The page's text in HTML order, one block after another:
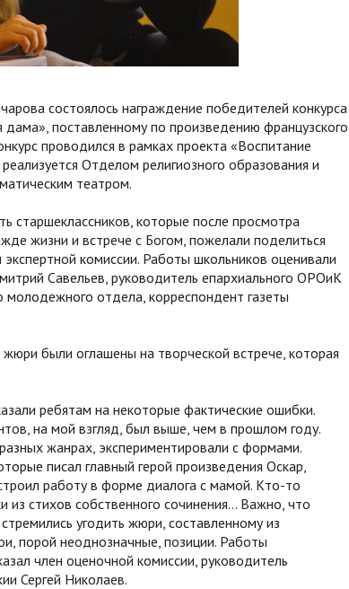
состоялось награждение победителей конкурса
поставленному по произведению французского
проводился в рамках проекта «Воспитание
Отделом религиозного образования и
театром.
старшеклассников, которые после просмотра
жизни и встрече с Богом, пожелали поделиться
комиссии. Работы школьников оценивали
Савельев, руководитель епархиального ОРОиК
молодежного отдела, корреспондент газеты
были оглашены на творческой встрече, которая
ребятам на некоторые фактические ошибки.
на мой взгляд, был выше, чем в прошлом году.
жанрах, экспериментировали с формами.
писал главный герой произведения Оскар,
работу в форме диалога с мамой. Кто-то
из стихов собственного сочинения… Важно, что
угодить жюри, составленному из
порой неоднозначные, позиции. Работы
член оценочной комиссии, руководитель
Сергей Николаев.